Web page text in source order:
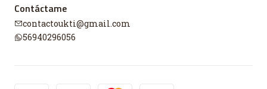
Contáctame
contactoukti@gmail.com
56940296056